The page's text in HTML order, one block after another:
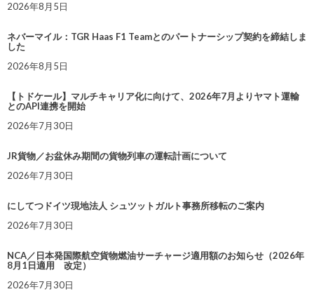
2026年8月5日
ネバーマイル：TGR Haas F1 Teamとのパートナーシップ契約を締結しま
した
2026年8月5日
【トドケール】マルチキャリア化に向けて、2026年7月よりヤマト運輸
とのAPI連携を開始
2026年7月30日
JR貨物／お盆休み期間の貨物列車の運転計画について
2026年7月30日
にしてつドイツ現地法人 シュツットガルト事務所移転のご案内
2026年7月30日
NCA／日本発国際航空貨物燃油サーチャージ適用額のお知らせ（2026年
8月1日適用 改定）
2026年7月30日